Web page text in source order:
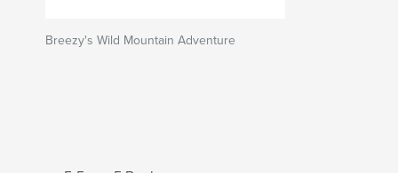
Breezy's Wild Mountain Adventure